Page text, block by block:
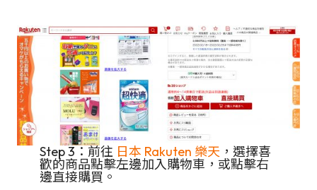
Step 3：前往 日本 Rakuten 樂天 ，選擇喜
歡的商品點擊左邊加入購物車，或點擊右
邊直接購買。